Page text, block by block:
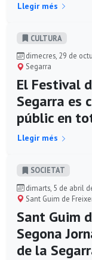
Llegir més
CULTURA
dimecres, 29 de
Segarra
El Festival
Segarra es
públic en
Llegir més
SOCIETAT
dimarts, 5 de abril
Sant Guim de
Sant Guim
Segona
de la